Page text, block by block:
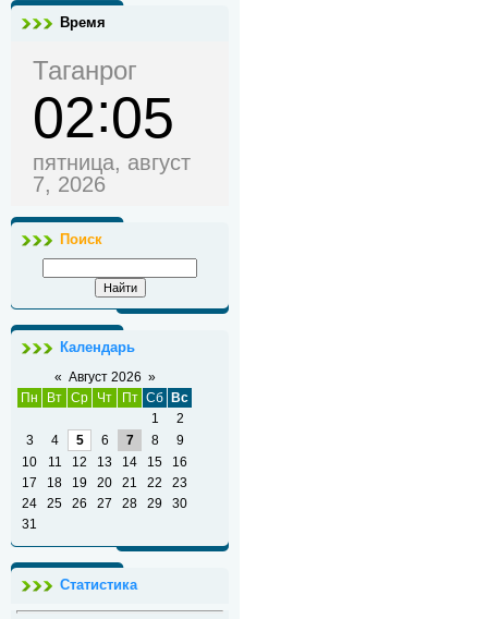
Время
Таганрог
02 05
пятница, август
7, 2026
Поиск
Календарь
« Август 2026 »
Пн
Вт Ср Чт Пт Сб
Вс
1
2
3
4 5 6 7 8
9
10
11 12 13 14 15
16
17
18 19 20 21 22
23
24
25 26 27 28 29
30
31
Статистика